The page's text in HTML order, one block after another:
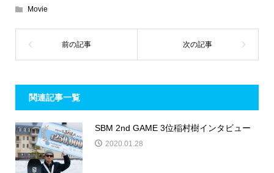
Movie
関連記事一覧
SBM 2nd GAME 3位稲村樹インタビュー
2020.01.28